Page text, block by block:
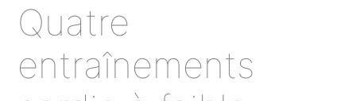
Quatre
entraînements